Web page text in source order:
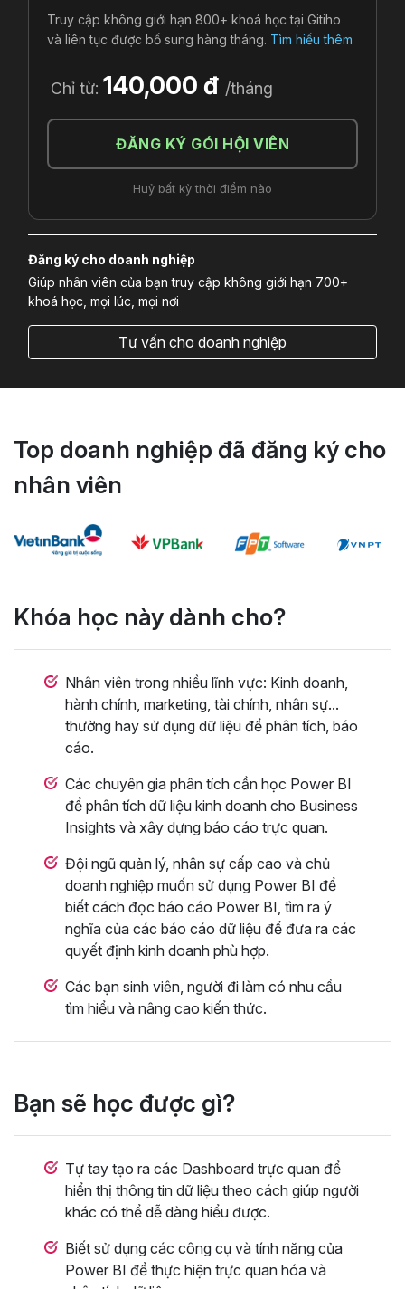
Truy cập không giới hạn 800+ khoá học tại Gitiho
và liên tục được bổ sung hàng tháng. Tìm hiểu thêm
Chỉ từ: 140,000 đ /tháng
ĐĂNG KÝ GÓI HỘI VIÊN
Huỷ bất kỳ thời điểm nào
Đăng ký cho doanh nghiệp
Giúp nhân viên của bạn truy cập không giới hạn 700+
khoá học, mọi lúc, mọi nơi
Tư vấn cho doanh nghiệp
Top doanh nghiệp đã đăng ký cho
nhân viên
Khóa học này dành cho?
Nhân viên trong nhiều lĩnh vực: Kinh doanh,
hành chính, marketing, tài chính, nhân sự...
thường hay sử dụng dữ liệu để phân tích, báo
cáo.
Các chuyên gia phân tích cần học Power BI
để phân tích dữ liệu kinh doanh cho Business
Insights và xây dựng báo cáo trực quan.
Đội ngũ quản lý, nhân sự cấp cao và chủ
doanh nghiệp muốn sử dụng Power BI để
biết cách đọc báo cáo Power BI, tìm ra ý
nghĩa của các báo cáo dữ liệu để đưa ra các
quyết định kinh doanh phù hợp.
Các bạn sinh viên, người đi làm có nhu cầu
tìm hiểu và nâng cao kiến thức.
Bạn sẽ học được gì?
Tự tay tạo ra các Dashboard trực quan để
hiển thị thông tin dữ liệu theo cách giúp người
khác có thể dễ dàng hiểu được.
Biết sử dụng các công cụ và tính năng của
Power BI để thực hiện trực quan hóa và